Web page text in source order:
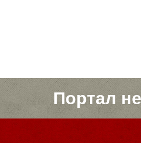
Портал